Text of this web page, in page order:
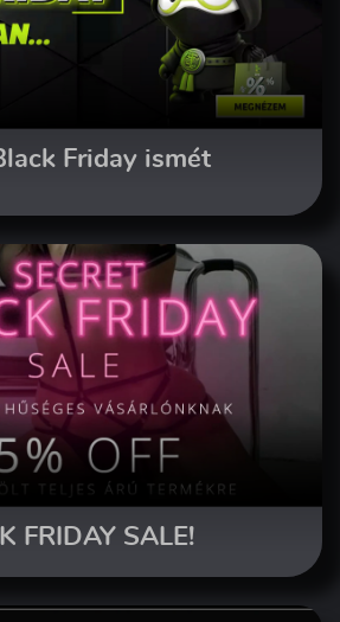
Friday ismét
FRIDAY SALE!